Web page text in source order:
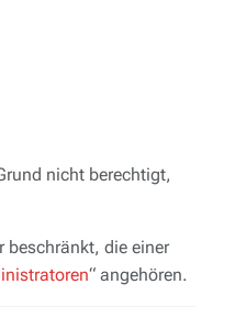
nicht berechtigt,
beschränkt, die einer
“ angehören.